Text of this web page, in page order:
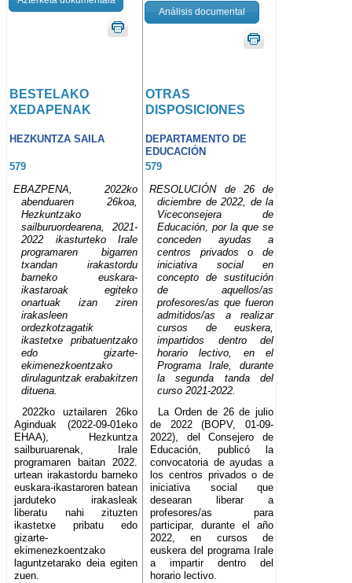
Análisis documental
BESTELAKO
XEDAPENAK
OTRAS
DISPOSICIONES
HEZKUNTZA SAILA
DEPARTAMENTO DE
EDUCACIÓN
579
579
EBAZPENA, 2022ko
abenduaren 26koa,
Hezkuntzako
sailburuordearena, 2021-
2022 ikasturteko Irale
programaren bigarren
txandan irakastordu
barneko euskara-
ikastaroak egiteko
onartuak izan ziren
irakasleen
ordezkotzagatik
ikastetxe pribatuentzako
edo gizarte-
ekimenezkoentzako
dirulaguntzak erabakitzen
dituena.
RESOLUCIÓN de 26 de
diciembre de 2022, de la
Viceconsejera de
Educación, por la que se
conceden ayudas a
centros privados o de
iniciativa social en
concepto de sustitución
de aquellos/as
profesores/as que fueron
admitidos/as a realizar
cursos de euskera,
impartidos dentro del
horario lectivo, en el
Programa Irale, durante
la segunda tanda del
curso 2021-2022.
2022ko uztailaren 26ko
Aginduak (2022-09-01eko
EHAA), Hezkuntza
sailburuarenak, Irale
programaren baitan 2022.
urtean irakastordu barneko
euskara-ikastaroren batean
jarduteko irakasleak
liberatu nahi zituzten
ikastetxe pribatu edo
gizarte-
ekimenezkoentzako
laguntzetarako deia egiten
zuen.
La Orden de 26 de julio
de 2022 (BOPV, 01-09-
2022), del Consejero de
Educación, publicó la
convocatoria de ayudas a
los centros privados o de
iniciativa social que
desearan liberar a
profesores/as para
participar, durante el año
2022, en cursos de
euskera del programa Irale
a impartir dentro del
horario lectivo.